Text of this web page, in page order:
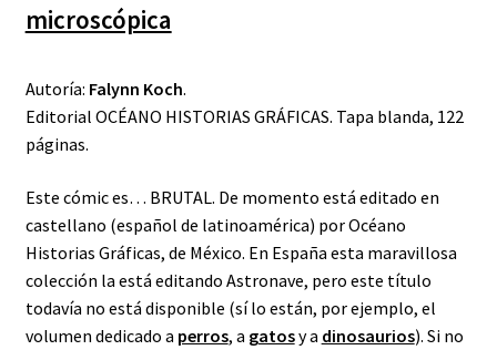
microscópica
Autoría: Falynn Koch.
Editorial OCÉANO HISTORIAS GRÁFICAS. Tapa blanda, 122
páginas.
Este cómic es… BRUTAL. De momento está editado en
castellano (español de latinoamérica) por Océano
Historias Gráficas, de México. En España esta maravillosa
colección la está editando Astronave, pero este título
todavía no está disponible (sí lo están, por ejemplo, el
volumen dedicado a perros, a gatosy a dinosaurios). Si no